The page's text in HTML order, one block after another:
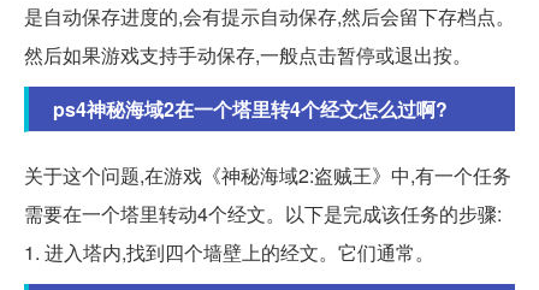
是自动保存进度的,会有提示自动保存,然后会留下存档点。
然后如果游戏支持手动保存,一般点击暂停或退出按。
ps4神秘海域2在一个塔里转4个经文怎么过啊?
关于这个问题,在游戏《神秘海域2:盗贼王》中,有一个任务
需要在一个塔里转动4个经文。以下是完成该任务的步骤:
1. 进入塔内,找到四个墙壁上的经文。它们通常。